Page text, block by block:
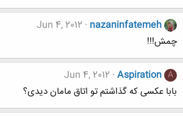
nazaninfatemeh
Jun 4, 2012
چمش!!!
A
Aspiration
Jun 4, 2012
بابا عکسی که گذاشتم تو اتاق مامان دیدی؟